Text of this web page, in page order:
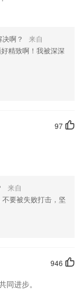
读。
时温度，了解一下
你觉得了解户外温度
上添花。
一张爸爸的照片一
等。
，多种课程在线学
容；
对性的练习效果更
针对性的练习效果更
啊？
来自
精致啊！我被深深
97
来自
要被失败打击，坚
946
进步。